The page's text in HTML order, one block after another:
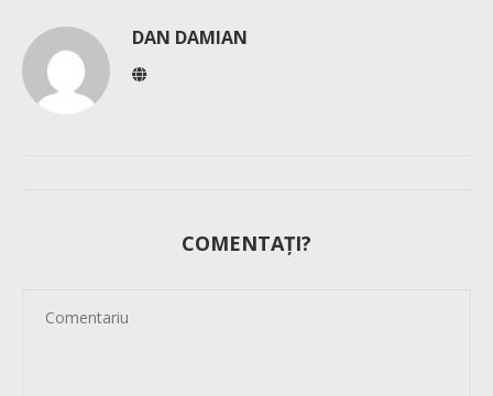
DAN DAMIAN
COMENTAȚI?